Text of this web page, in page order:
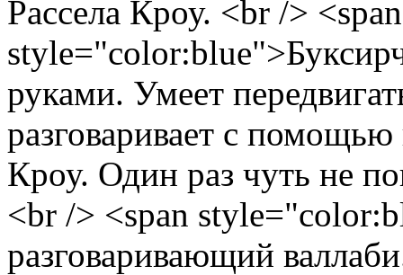
Рассела Кроу. <br /> <span
руками. Умеет
разговаривает с
Кроу. Один раз чуть не
<br /> <span
разговаривающий